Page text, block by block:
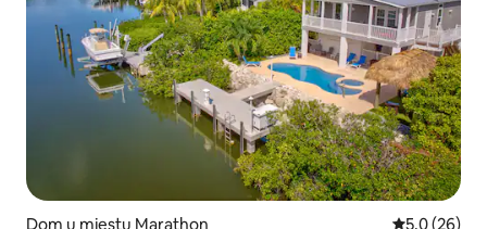
Dom u mjestu Marathon Prosječna
5,0 (26)